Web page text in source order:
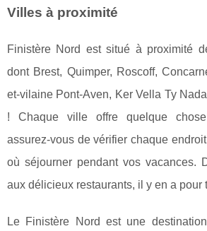
Villes à proximité
Finistère Nord est situé à proximité
dont Brest, Quimper, Roscoff,
et-vilaine Pont-Aven, Ker Vella Ty
! Chaque ville offre quelque
assurez-vous de vérifier chaque
où séjourner pendant vos vacances.
aux délicieux restaurants, il y en a pour
Le Finistère Nord est une